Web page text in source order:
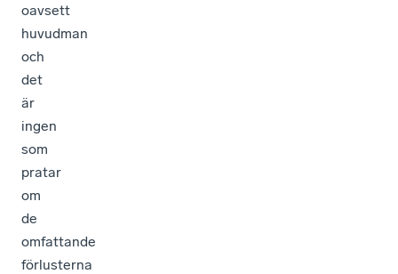
oavsett
huvudman
och
det
är
ingen
som
pratar
om
de
omfattande
förlusterna